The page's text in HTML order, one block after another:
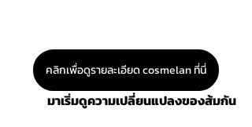
คลิกเพื่อดูรายละเอียด cosmelan ที่นี่
มาเริ่มดูความเปลี่ยนแปลงของส้มกัน